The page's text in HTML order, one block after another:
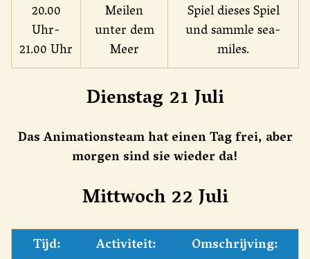
20.00
Uhr-
21.00 Uhr
Meilen
unter dem
Meer
Spiel dieses Spiel
und sammle sea-
miles.
Dienstag 21 Juli
Das Animationsteam hat einen Tag frei, aber
morgen sind sie wieder da!
Mittwoch 22 Juli
Tijd: Activiteit:
Omschrijving: